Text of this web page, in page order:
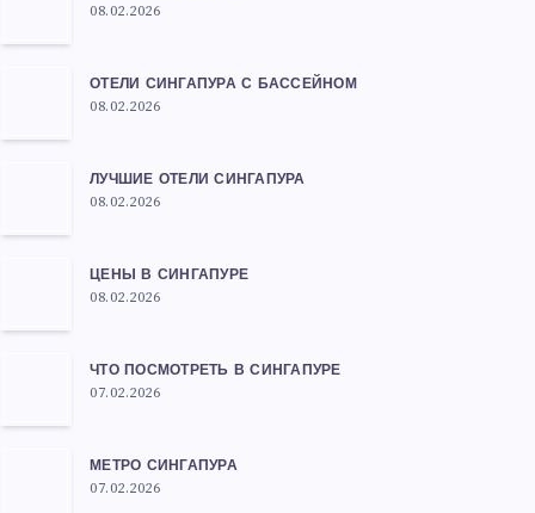
08.02.2026
ОТЕЛИ СИНГАПУРА С БАССЕЙНОМ
08.02.2026
ЛУЧШИЕ ОТЕЛИ СИНГАПУРА
08.02.2026
ЦЕНЫ В СИНГАПУРЕ
08.02.2026
ЧТО ПОСМОТРЕТЬ В СИНГАПУРЕ
07.02.2026
МЕТРО СИНГАПУРА
07.02.2026